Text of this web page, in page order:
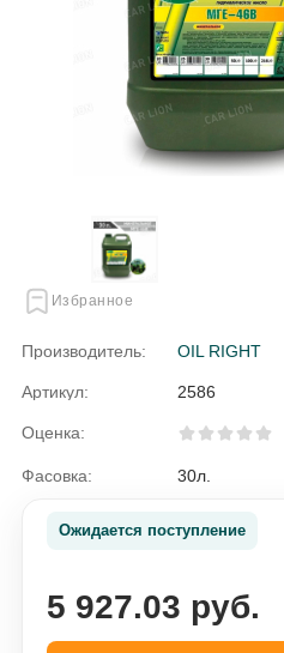
Избранное
Производитель: OIL RIGHT
Артикул: 2586
Оценка:
Фасовка: 30л.
Ожидается поступление
5 927.03 руб.